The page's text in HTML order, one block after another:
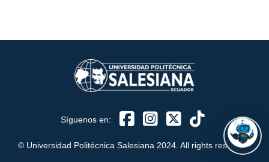
Síguenos en:
© Universidad Politécnica Salesiana 2024. All rights reserved.